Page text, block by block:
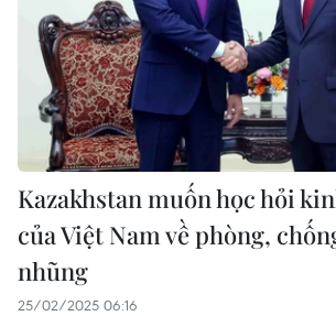
Kazakhstan muốn học hỏi
của Việt Nam về phòng,
nhũng
25/02/2025 06:16